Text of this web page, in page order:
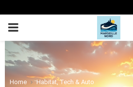
PRIMARY
MENU
Home
Habitat, Tech & Auto